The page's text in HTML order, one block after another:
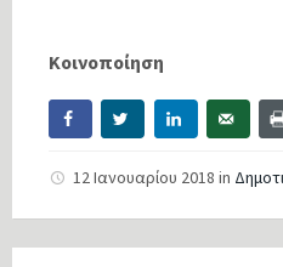
Κοινοποίηση
12 Ιανουαρίου 2018 in